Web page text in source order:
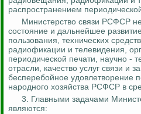
распространением
Министерство связи РСФСР
состояние и дальнейшее
пользования, технических
радиофикации и телевидения,
периодической печати, научно -
отрасли, качество услуг связи и
бесперебойное удовлетворение
народного хозяйства РСФСР в
3. Главными задачами
являются: